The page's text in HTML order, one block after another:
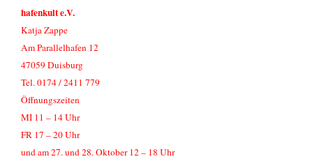
hafenkult e.V.
Katja Zappe
Am Parallelhafen 12
47059 Duisburg
Tel. 0174 / 2411 779
Öffnungszeiten
MI 11 – 14 Uhr
FR 17 – 20 Uhr
und am 27. und 28. Oktober 12 – 18 Uhr